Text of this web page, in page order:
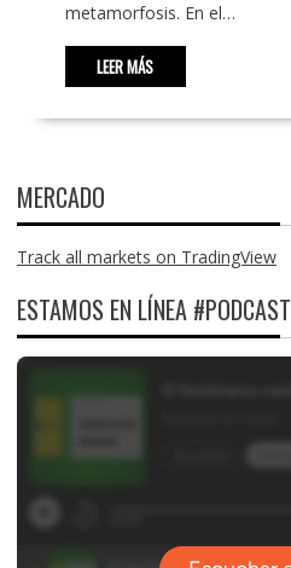
metamorfosis. En el…
LEER MÁS
MERCADO
Track all markets on TradingView
ESTAMOS EN LÍNEA #PODCAST